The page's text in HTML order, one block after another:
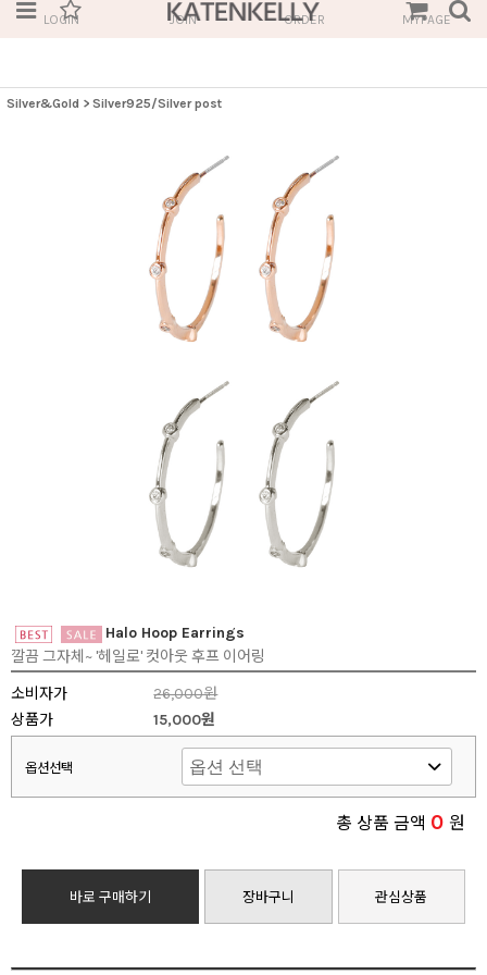
LOGIN JOIN ORDER MYPAGE
Silver&Gold > Silver925/Silver post
Halo Hoop Earrings
깔끔 그자체~ '헤일로' 컷아웃 후프 이어링
소비자가
26,000원
상품가
15,000원
옵션선택
총 상품 금액 0 원
바로 구매하기 장바구니 관심상품